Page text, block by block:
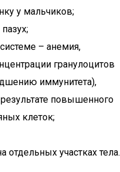
у мальчиков;
– анемия,
гранулоцитов
иммунитета),
повышенного
клеток;
участках тела.